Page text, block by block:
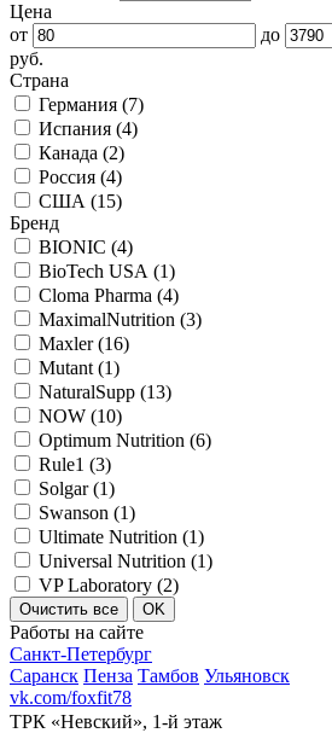
Цена
от
до
руб.
Страна
Германия (7)
Испания (4)
Канада (2)
Россия (4)
США (15)
Бренд
BIONIC (4)
BioTech USA (1)
Cloma Pharma (4)
MaximalNutrition (3)
Maxler (16)
Mutant (1)
NaturalSupp (13)
NOW (10)
Optimum Nutrition (6)
Rule1 (3)
Solgar (1)
Swanson (1)
Ultimate Nutrition (1)
Universal Nutrition (1)
VP Laboratory (2)
Работы на сайте
Санкт-Петербург
Саранск Пенза Тамбов Ульяновск
vk.com/foxfit78
ТРК «Невский», 1-й этаж